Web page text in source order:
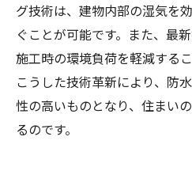
グ技術は、建物内部の湿気を
ぐことが可能です。また、最
施工時の環境負荷を軽減する
こうした技術革新により、防
性の高いものとなり、住まい
るのです。